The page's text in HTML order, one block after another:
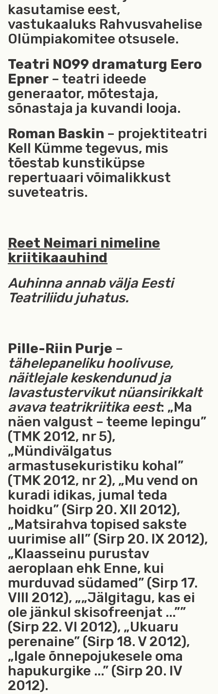
kasutamise eest,
vastukaaluks Rahvusvahelise
Olümpiakomitee otsusele.
Teatri NO99 dramaturg Eero
Epner – teatri ideede
generaator, mõtestaja,
sõnastaja ja kuvandi looja.
Roman Baskin – projektiteatri
Kell Kümme tegevus, mis
tõestab kunstiküpse
repertuaari võimalikkust
suveteatris.
Reet Neimari nimeline
kriitikaauhind
Auhinna annab välja Eesti
Teatriliidu juhatus.
Pille-Riin Purje –
tähelepaneliku hoolivuse,
näitlejale keskendunud ja
lavastustervikut nüansirikkalt
avava teatrikriitika eest: „Ma
näen valgust – teeme lepingu”
(TMK 2012, nr 5),
„Mündivälgatus
armastusekuristiku kohal”
(TMK 2012, nr 2), „Mu vend on
kuradi idikas, jumal teda
hoidku” (Sirp 20. XII 2012),
„Matsirahva topised sakste
uurimise all” (Sirp 20. IX 2012),
„Klaasseinu purustav
aeroplaan ehk Enne, kui
murduvad südamed” (Sirp 17.
VIII 2012), „„Jälgitagu, kas ei
ole jänkul skisofreenjat ...””
(Sirp 22. VI 2012), „Ukuaru
perenaine” (Sirp 18. V 2012),
„Igale õnnepojukesele oma
hapukurgike ...” (Sirp 20. IV
2012).